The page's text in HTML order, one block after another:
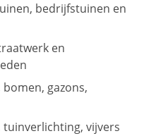
bedrijfstuinen en
en
gazons,
tuinverlichting, vijvers